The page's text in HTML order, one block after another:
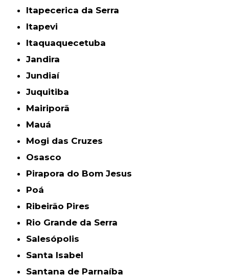
Itapecerica da Serra
Itapevi
Itaquaquecetuba
Jandira
Jundiaí
Juquitiba
Mairiporã
Mauá
Mogi das Cruzes
Osasco
Pirapora do Bom Jesus
Poá
Ribeirão Pires
Rio Grande da Serra
Salesópolis
Santa Isabel
Santana de Parnaíba